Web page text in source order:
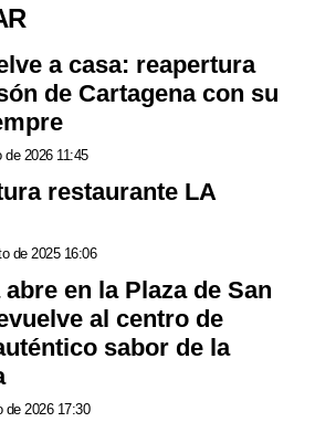
a casa: reapertura
de Cartagena con su
de 2026 11:45
restaurante LA
de 2025 16:06
en la Plaza de San
al centro de
sabor de la
de 2026 17:30